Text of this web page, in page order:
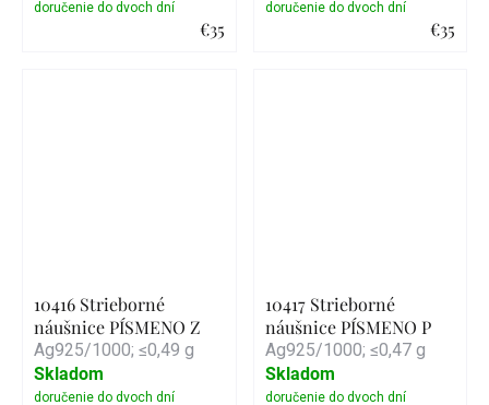
€35 €35
10416 Strieborné
náušnice PÍSMENO Z
Ag925/1000; ≤0,49 g
Skladom
10417 Strieborné
náušnice PÍSMENO P
Ag925/1000; ≤0,47 g
Skladom